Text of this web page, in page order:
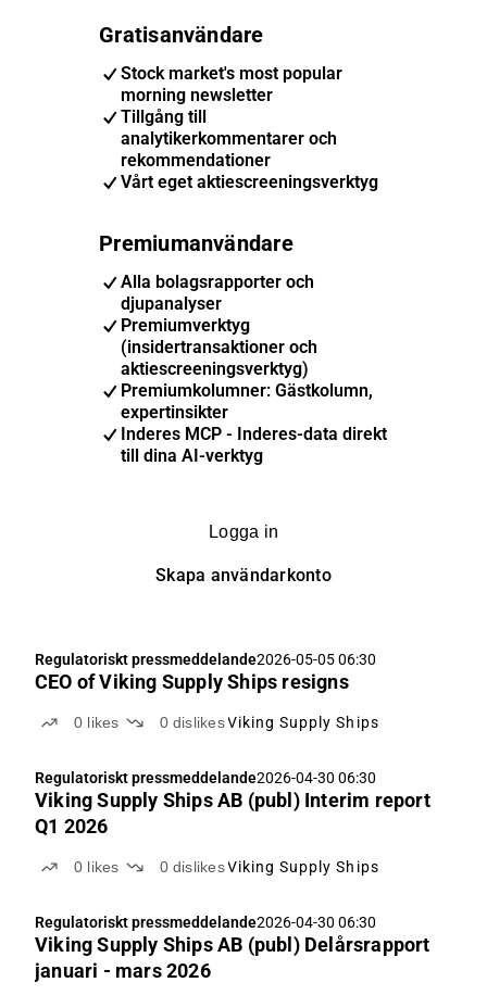
Gratisanvändare
Stock market's most popular
morning newsletter
Tillgång till
analytikerkommentarer och
rekommendationer
Vårt eget aktiescreeningsverktyg
Premiumanvändare
Alla bolagsrapporter och
djupanalyser
Premiumverktyg
(insidertransaktioner och
aktiescreeningsverktyg)
Premiumkolumner: Gästkolumn,
expertinsikter
Inderes MCP - Inderes-data direkt
till dina AI-verktyg
Logga in
Skapa användarkonto
Regulatoriskt pressmeddelande2026-05-05 06:30
CEO of Viking Supply Ships resigns
0 likes 0 dislikes Viking Supply Ships
Regulatoriskt pressmeddelande2026-04-30 06:30
Viking Supply Ships AB (publ) Interim report
Q1 2026
0 likes 0 dislikes Viking Supply Ships
Regulatoriskt pressmeddelande2026-04-30 06:30
Viking Supply Ships AB (publ) Delårsrapport
januari - mars 2026